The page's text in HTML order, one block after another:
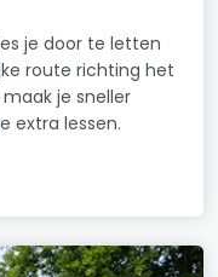
je door te letten
route richting het
je sneller
extra lessen.